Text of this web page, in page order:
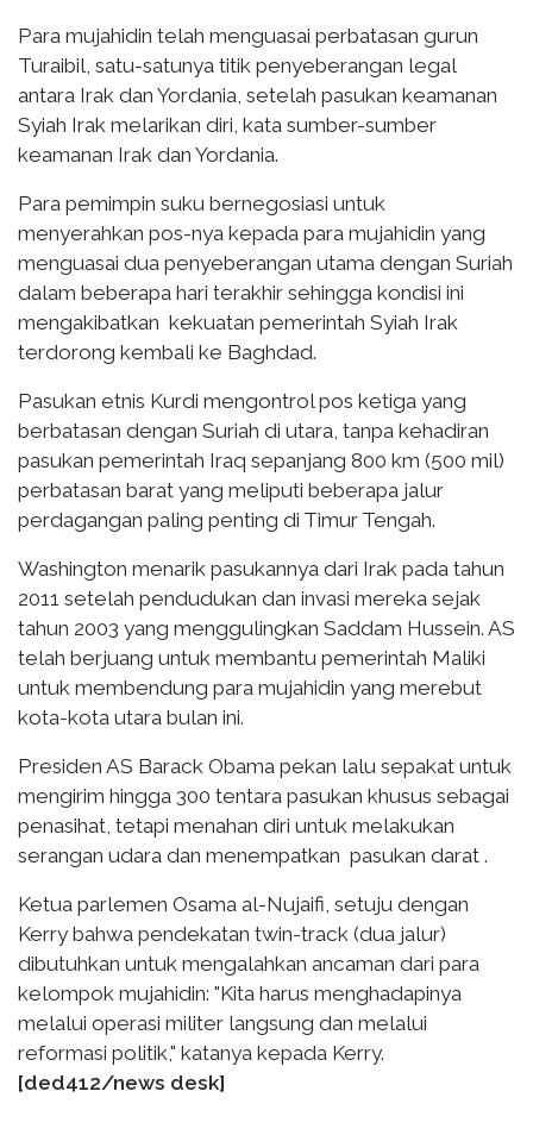
Para mujahidin telah menguasai perbatasan gurun
Turaibil, satu-satunya titik penyeberangan legal
antara Irak dan Yordania, setelah pasukan keamanan
Syiah Irak melarikan diri, kata sumber-sumber
keamanan Irak dan Yordania.
Para pemimpin suku bernegosiasi untuk
menyerahkan pos-nya kepada para mujahidin yang
menguasai dua penyeberangan utama dengan Suriah
dalam beberapa hari terakhir sehingga kondisi ini
mengakibatkan kekuatan pemerintah Syiah Irak
terdorong kembali ke Baghdad.
Pasukan etnis Kurdi mengontrol pos ketiga yang
berbatasan dengan Suriah di utara, tanpa kehadiran
pasukan pemerintah Iraq sepanjang 800 km (500 mil)
perbatasan barat yang meliputi beberapa jalur
perdagangan paling penting di Timur Tengah.
Washington menarik pasukannya dari Irak pada tahun
2011 setelah pendudukan dan invasi mereka sejak
tahun 2003 yang menggulingkan Saddam Hussein. AS
telah berjuang untuk membantu pemerintah Maliki
untuk membendung para mujahidin yang merebut
kota-kota utara bulan ini.
Presiden AS Barack Obama pekan lalu sepakat untuk
mengirim hingga 300 tentara pasukan khusus sebagai
penasihat, tetapi menahan diri untuk melakukan
serangan udara dan menempatkan pasukan darat .
Ketua parlemen Osama al-Nujaifi, setuju dengan
Kerry bahwa pendekatan twin-track (dua jalur)
dibutuhkan untuk mengalahkan ancaman dari para
kelompok mujahidin: "Kita harus menghadapinya
melalui operasi militer langsung dan melalui
reformasi politik," katanya kepada Kerry.
[ded412/news desk]